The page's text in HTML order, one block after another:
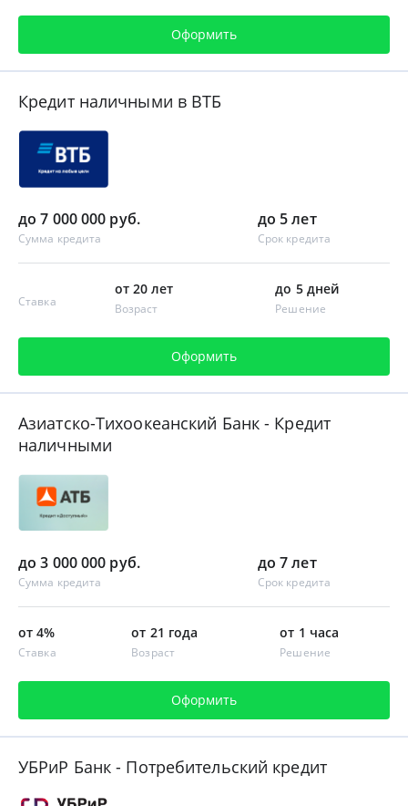
Оформить
Кредит наличными в ВТБ
до 7 000 000 руб.
Сумма кредита
до 5 лет
Срок кредита
Ставка
от 20 лет
Возраст
до 5 дней
Решение
Оформить
Азиатско-Тихоокеанский Банк - Кредит
наличными
до 3 000 000 руб.
Сумма кредита
до 7 лет
Срок кредита
от 4%
Ставка
от 21 года
Возраст
от 1 часа
Решение
Оформить
УБРиР Банк - Потребительский кредит